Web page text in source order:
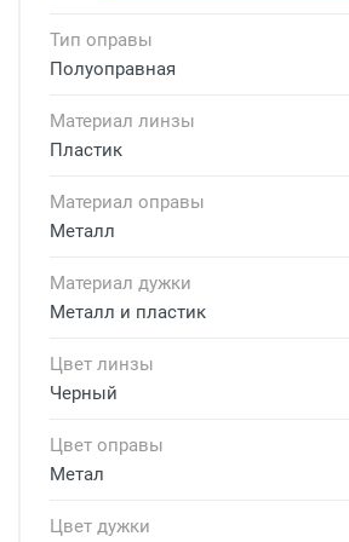
Тип оправы
Полуоправная
Материал линзы
Пластик
Материал оправы
Металл
Материал дужки
Металл и пластик
Цвет линзы
Черный
Цвет оправы
Метал
Цвет дужки